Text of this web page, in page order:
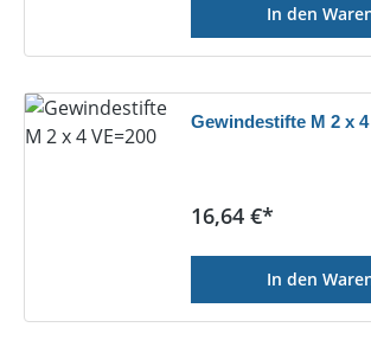
In den
Gewindestifte M 2 x 4
Regulärer Preis:
16,64 €*
In den